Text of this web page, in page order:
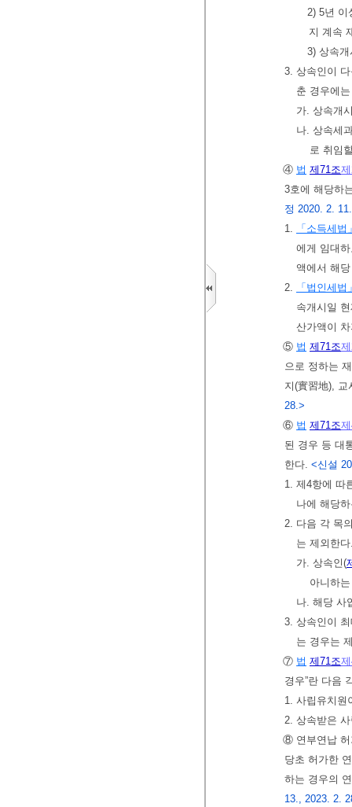
2) 5년 이
지 계속
3) 상속
3. 상속인이
춘 경우에
가. 상속개
나. 상속세
로 취임
④ 법 제71조
3호에 해당하
정 2020. 2.
1.
「소득세법
에게 임대
액에서 해
2.
「법인세법
속개시일
산가액이
⑤ 법 제71조
으로 정하는
지(實習地),
28.>
⑥ 법 제71조
된 경우 등 대
한다. <신설
1. 제4항에 따
나에 해당
2. 다음 각 목
는 제외한
가. 상속인(
아니하
나. 해당 사
3. 상속인이
는 경우는
⑦ 법 제71조
경우”란 다음
1. 사립유치원
2. 상속받은
⑧ 연부연납
당초 허가한
하는 경우의
13., 2023. 2.